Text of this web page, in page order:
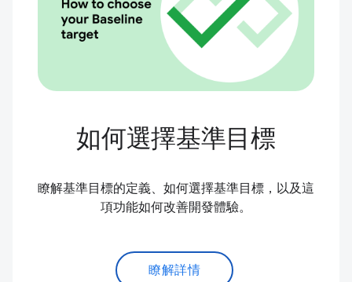
如何選擇基準目標
瞭解基準目標的定義、如何選擇基準目標，以及這
項功能如何改善開發體驗。
瞭解詳情